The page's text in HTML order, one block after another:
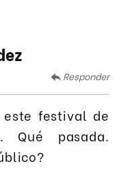
Responder
festival de
Qué pasada.